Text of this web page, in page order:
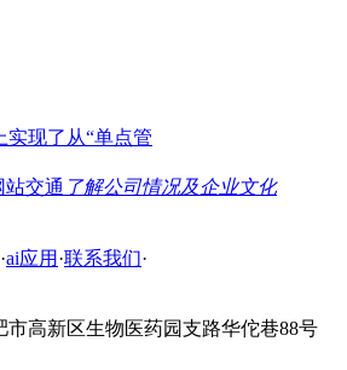
现了从“单点管
站交通 了解公司情况及企业文化
·ai应用 ·联系我们·
高新区生物医药园支路华佗巷88号